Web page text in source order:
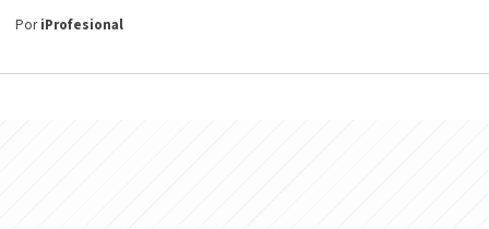
PoriProfesional